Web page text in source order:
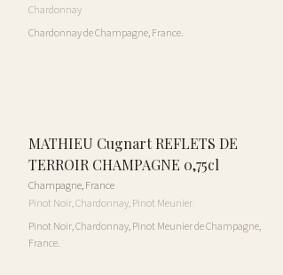
Chardonnay
Chardonnay de Champagne, France.
MATHIEU Cugnart REFLETS DE
TERROIR CHAMPAGNE 0,75cl
Champagne,France
Pinot Noir, Chardonnay, Pinot Meunier
Pinot Noir, Chardonnay, Pinot Meunier de Champagne,
France.